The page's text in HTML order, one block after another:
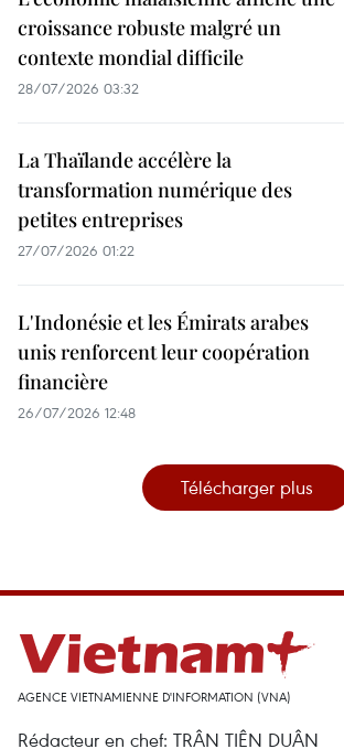
croissance robuste malgré un
contexte mondial difficile
28/07/2026 03:32
La Thaïlande accélère la
transformation numérique des
petites entreprises
27/07/2026 01:22
L'Indonésie et les Émirats arabes
unis renforcent leur coopération
financière
26/07/2026 12:48
Télécharger plus
AGENCE VIETNAMIENNE D'INFORMATION (VNA)
Rédacteur en chef: TRÂN TIÊN DUÂN